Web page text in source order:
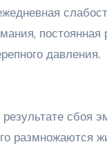
постоянная
давления.
сбоя
размножаются